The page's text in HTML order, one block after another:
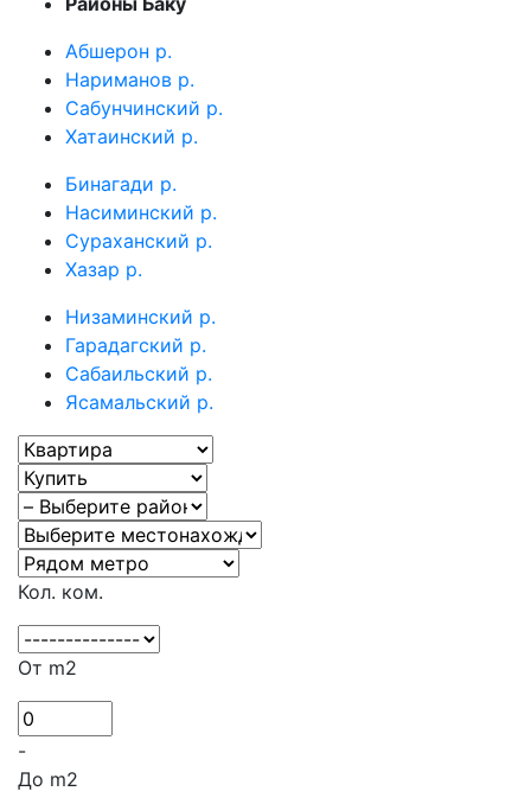
Абшерон р.
Нариманов р.
Сабунчинский р.
Хатаинский р.
Бинагади р.
Насиминский р.
Сураханский р.
Хазар р.
Низаминский р.
Гарадагский р.
Сабаильский р.
Ясамальский р.
Кол. ком.
От m2
-
До m2